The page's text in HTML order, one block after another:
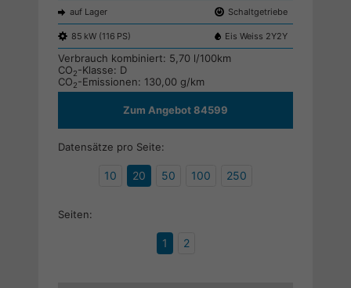
auf Lager Schaltgetriebe
85 kW (116 PS) Eis Weiss 2Y2Y
Verbrauch kombiniert: 5,70 l/100km
CO2-Klasse: D
CO2-Emissionen: 130,00 g/km
Zum Angebot 84599
Datensätze pro Seite:
10 20 50 100 250
Seiten:
1 2